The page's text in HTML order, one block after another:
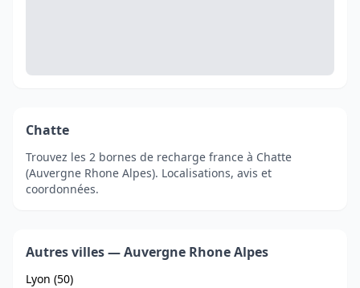
Chatte
Trouvez les 2 bornes de recharge france à Chatte
(Auvergne Rhone Alpes). Localisations, avis et
coordonnées.
Autres villes — Auvergne Rhone Alpes
Lyon (50)